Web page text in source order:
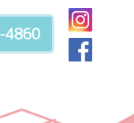
4860